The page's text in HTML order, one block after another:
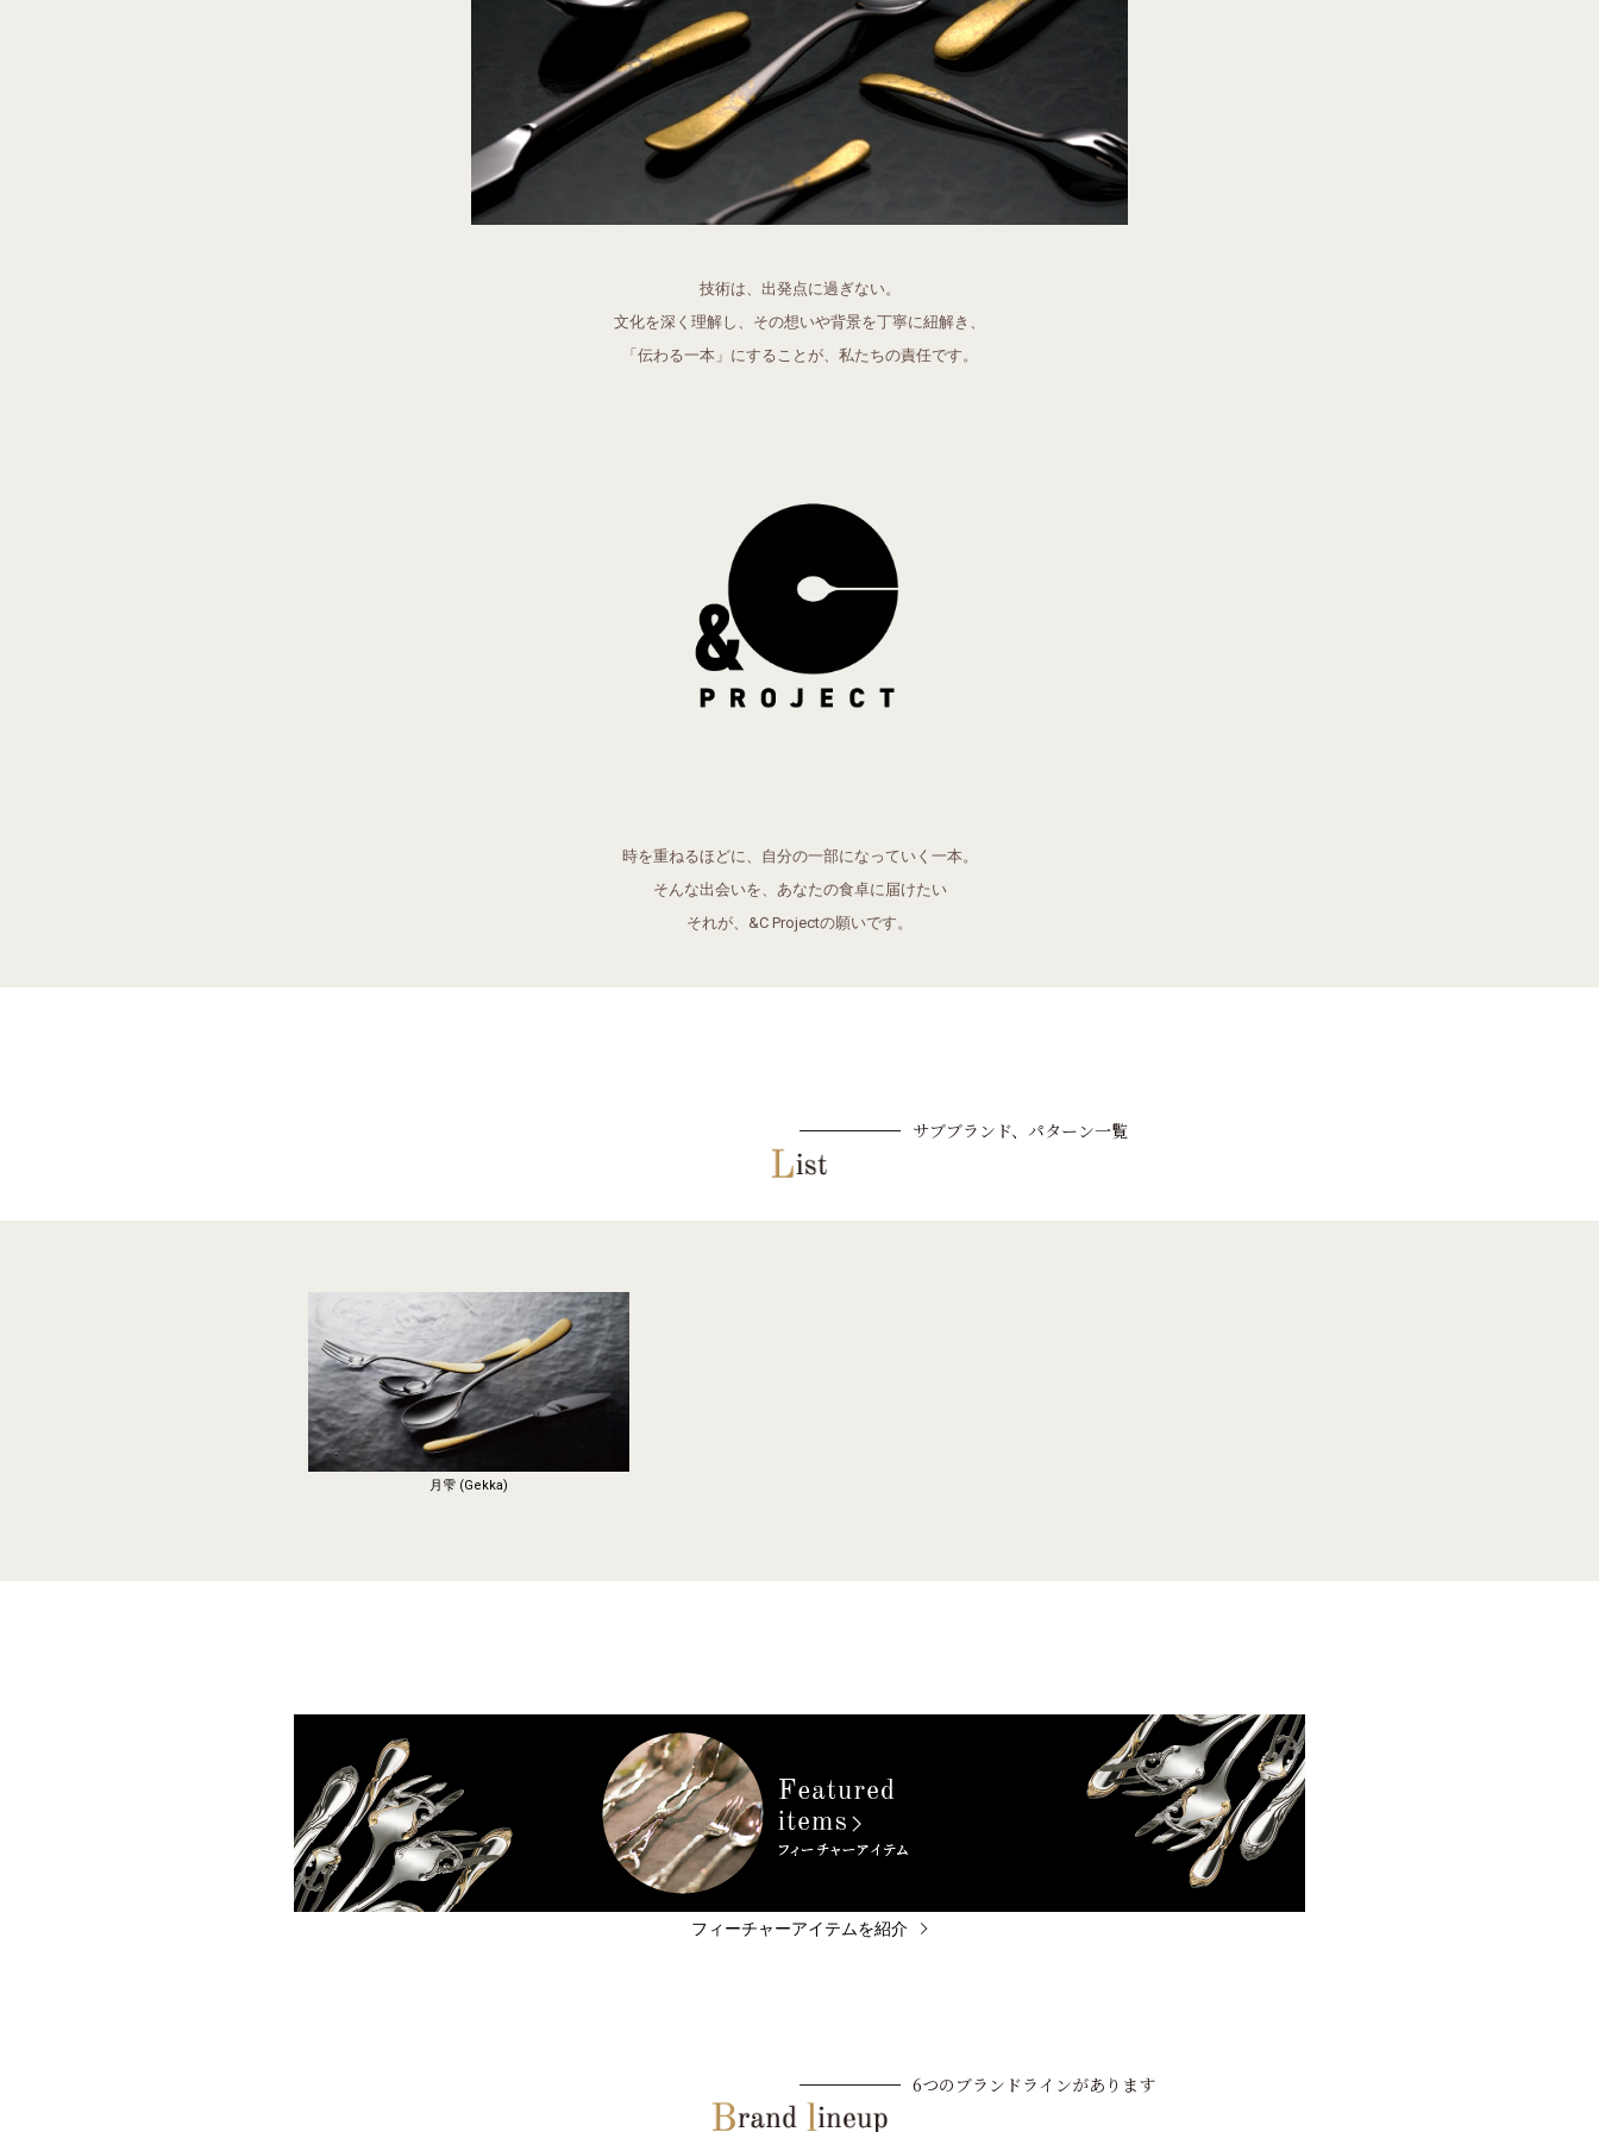
技術は、出発点に過ぎない。
文化を深く理解し、その想いや背景を丁寧に紐解き、
「伝わる一本」にすることが、私たちの責任です。
時を重ねるほどに、自分の一部になっていく一本。
そんな出会いを、あなたの食卓に届けたい
それが、&C Projectの願いです。
月雫 (Gekka)
フィーチャーアイテムを紹介
6つのブランドラインがあります